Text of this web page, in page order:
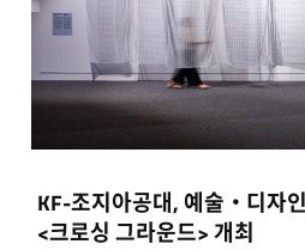
KF-조지아공대, 예술‧디자
<크로싱 그라운드> 개최